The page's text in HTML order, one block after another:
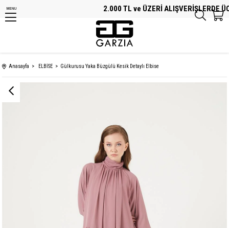
2.000 TL ve ÜZERİ ALIŞVERİŞLERDE
MENU
Anasayfa ELBİSE Gülkurusu Yaka Büzgülü Kesik Detaylı Elbise